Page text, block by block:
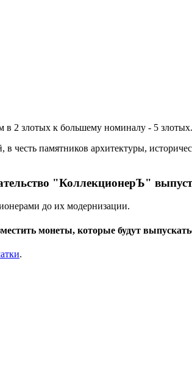
2 злотых к большему номиналу - 5 злотых.
памятников архитектуры,
"КоллекционерЪ"
до их модернизации.
монеты, которые будут
.